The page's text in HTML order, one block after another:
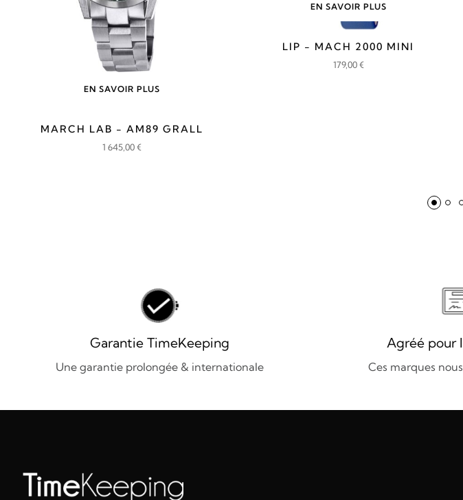
EN SAVOIR PLUS
MARCH LAB - AM89 GRALL
1 645,00€
EN SAVOIR PLUS
LIP - MACH 2000 MINI
179,00€
Garantie TimeKeeping
Une garantie prolongée & internationale
Agréé pour
Ces marques